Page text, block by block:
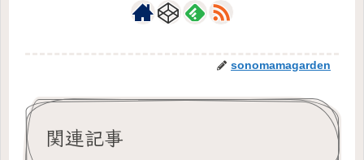
sonomamagarden
関連記事